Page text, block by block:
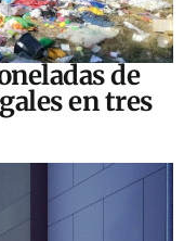
de
en tres